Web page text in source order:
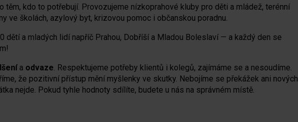
kdo to potřebují. Provozujeme nízkoprahové kluby pro děti a mládež, terénní
ve školách, azylový byt, krizovou pomoc i občanskou poradnu.
a mladých lidí napříč Prahou, Dobříší a Mladou Boleslaví — a každý den se
a odvaze. Respektujeme potřeby klientů i kolegů, zajímáme se a nesoudíme.
že pozitivní přístup mění myšlenky ve skutky. Nebojíme se překážek ani nových
nejde. Pokud tyhle hodnoty sdílíte, budete u nás na správném místě.